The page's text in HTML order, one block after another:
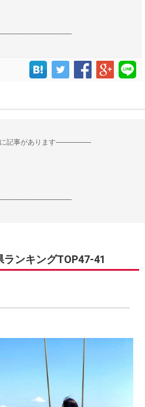
記事があります--------------------
ンキングTOP47-41